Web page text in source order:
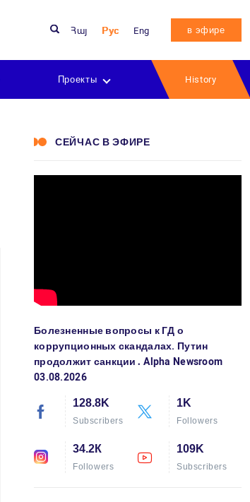
Հայ Рус Eng в эфире
Проекты History
СЕЙЧАС В ЭФИРЕ
Болезненные вопросы к ГД о
коррупционных скандалах. Путин
продолжит санкции․ Alpha Newsroom
03.08.2026
128.8K
Subscribers
1K
Followers
34.2К
Followers
109K
Subscribers